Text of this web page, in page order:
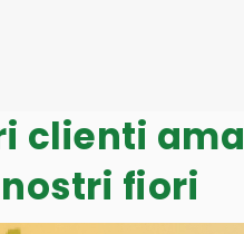
clienti
nostri fiori